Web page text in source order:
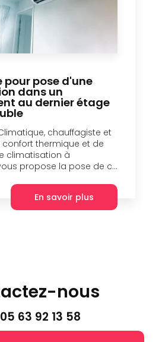
pour pose d'une
dans un
au dernier étage
chauffagiste et
thermique et de
climatisation à
propose la pose de c...
En savoir plus
nous
05 63 92 13 58